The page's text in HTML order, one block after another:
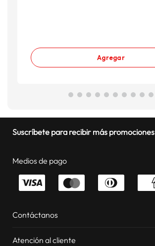
Agregar
Suscríbete para recibir más promociones
Medios de pago
Contáctanos
Atención al cliente